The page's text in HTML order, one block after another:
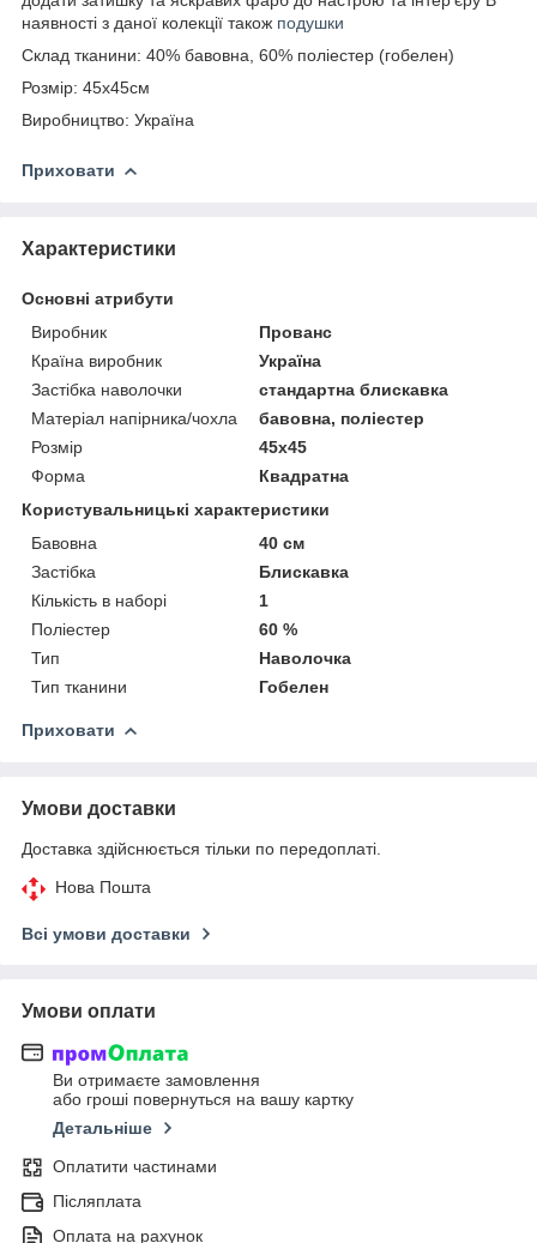
наявності з даної колекції також подушки
Склад тканини: 40% бавовна, 60% поліестер (гобелен)
Розмір: 45х45см
Виробництво: Україна
Приховати
Характеристики
Основні атрибути
Виробник
Прованс
Країна виробник
Україна
Застібка наволочки
стандартна блискавка
Матеріал напірника/чохла
бавовна, поліестер
Розмір
45х45
Форма
Квадратна
Користувальницькі характеристики
Бавовна
40 см
Застібка
Блискавка
Кількість в наборі
1
Поліестер
60 %
Тип
Наволочка
Тип тканини
Гобелен
Приховати
Умови доставки
Доставка здійснюється тільки по передоплаті.
Нова Пошта
Всі умови доставки
Умови оплати
Ви отримаєте замовлення
або гроші повернуться на вашу картку
Детальніше
Оплатити частинами
Післяплата
Оплата на рахунок